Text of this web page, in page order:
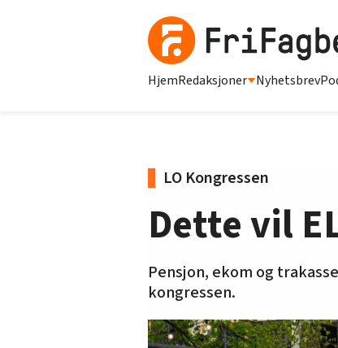
HjemRedaksjoner Nyhetsbrev
LO Kongressen
Dette vil
Pensjon, ekom og
kongressen.